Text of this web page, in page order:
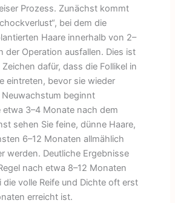
Prozess. Zunächst kommt
bei dem die
Haare innerhalb von 2–
der Operation ausfallen. Dies ist
dafür, dass die Follikel in
eintreten, bevor sie wieder
beginnt
3–4 Monate nach dem
sehen Sie feine, dünne Haare,
6–12 Monaten allmählich
werden. Deutliche Ergebnisse
nach etwa 8–12 Monaten
die volle Reife und Dichte oft erst
erreicht ist.